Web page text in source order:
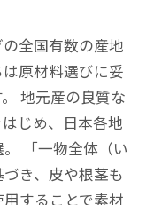
の全国有数の産地
原材料選びに妥
地元産の良質な
じめ、日本各地
「一物全体（い
き、皮や根茎も
することで素材